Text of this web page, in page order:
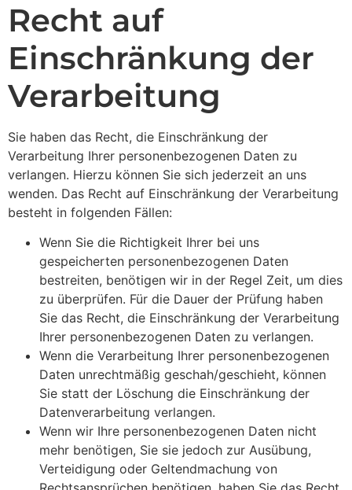
Recht auf
Einschränkung der
Verarbeitung
Sie haben das Recht, die Einschränkung der
Verarbeitung Ihrer personenbezogenen Daten zu
verlangen. Hierzu können Sie sich jederzeit an uns
wenden. Das Recht auf Einschränkung der Verarbeitung
besteht in folgenden Fällen:
Wenn Sie die Richtigkeit Ihrer bei uns
gespeicherten personenbezogenen Daten
bestreiten, benötigen wir in der Regel Zeit, um dies
zu überprüfen. Für die Dauer der Prüfung haben
Sie das Recht, die Einschränkung der Verarbeitung
Ihrer personenbezogenen Daten zu verlangen.
Wenn die Verarbeitung Ihrer personenbezogenen
Daten unrechtmäßig geschah/geschieht, können
Sie statt der Löschung die Einschränkung der
Datenverarbeitung verlangen.
Wenn wir Ihre personenbezogenen Daten nicht
mehr benötigen, Sie sie jedoch zur Ausübung,
Verteidigung oder Geltendmachung von